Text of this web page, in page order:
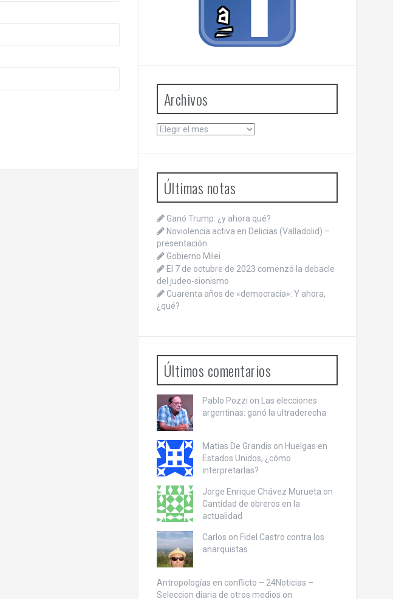
Archivos
Archivos
Últimas notas
Ganó Trump: ¿y ahora qué?
Noviolencia activa en Delicias (Valladolid) –
presentación
Gobierno Milei
El 7 de octubre de 2023 comenzó la debacle
del judeo-sionismo
Cuarenta años de «democracia»: Y ahora,
¿qué?
Últimos comentarios
Pablo Pozzi on Las elecciones
argentinas: ganó la ultraderecha
Matias De Grandis on Huelgas en
Estados Unidos, ¿cómo
interpretarlas?
Jorge Enrique Chávez Murueta on
Cantidad de obreros en la
actualidad
Carlos on Fidel Castro contra los
anarquistas
Antropologías en conflicto – 24Noticias –
Seleccion diaria de otros medios on